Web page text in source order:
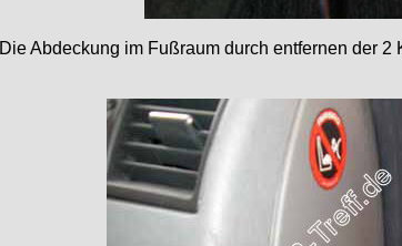
Die Abdeckung im Fußraum durch entfernen der 2